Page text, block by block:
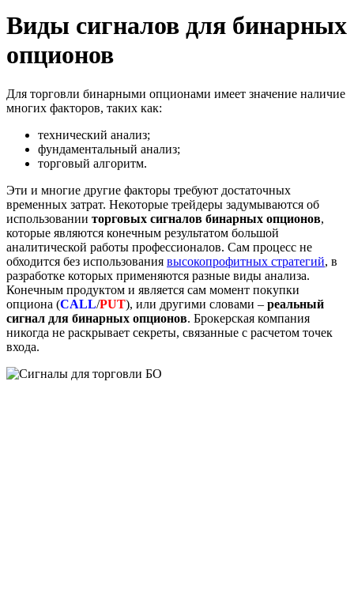
Виды сигналов для бинарных
опционов
Для торговли бинарными опционами имеет значение наличие
многих факторов, таких как:
технический анализ;
фундаментальный анализ;
торговый алгоритм.
Эти и многие другие факторы требуют достаточных
временных затрат. Некоторые трейдеры задумываются об
использовании торговых сигналов бинарных опционов,
которые являются конечным результатом большой
аналитической работы профессионалов. Сам процесс не
обходится без использования высокопрофитных стратегий, в
разработке которых применяются разные виды анализа.
Конечным продуктом и является сам момент покупки
опциона (CALL/PUT), или другими словами – реальный
сигнал для бинарных опционов. Брокерская компания
никогда не раскрывает секреты, связанные с расчетом точек
входа.